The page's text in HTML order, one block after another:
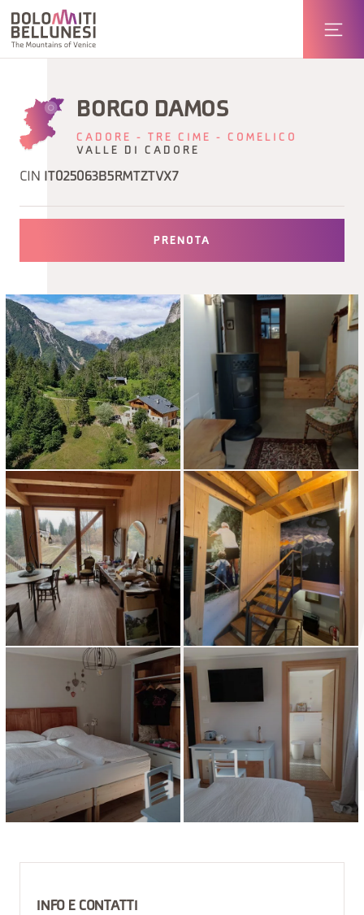
BORGO DAMOS
CADORE - TRE CIME - COMELICO
VALLE DI CADORE
CIN IT025063B5RMTZTVX7
PRENOTA
INFO E CONTATTI